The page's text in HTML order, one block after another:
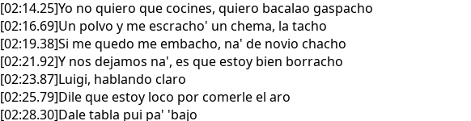
[02:14.25]Yo no quiero que cocines, quiero bacalao gaspacho
[02:16.69]Un polvo y me escracho' un chema, la tacho
[02:19.38]Si me quedo me embacho, na' de novio chacho
[02:21.92]Y nos dejamos na', es que estoy bien borracho
[02:23.87]Luigi, hablando claro
[02:25.79]Dile que estoy loco por comerle el aro
[02:28.30]Dale tabla pui pa' 'bajo